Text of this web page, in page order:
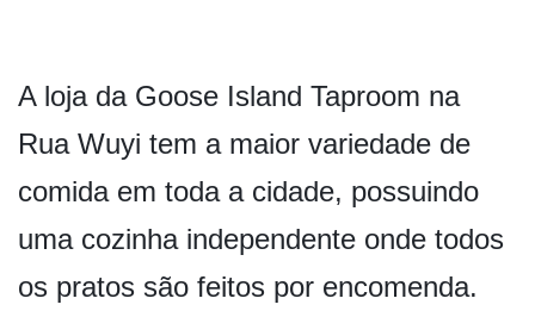
A loja da Goose Island Taproom na
Rua Wuyi tem a maior variedade de
comida em toda a cidade, possuindo
uma cozinha independente onde todos
os pratos são feitos por encomenda.